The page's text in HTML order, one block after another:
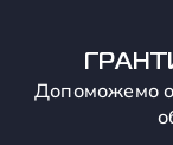
Допоможемо